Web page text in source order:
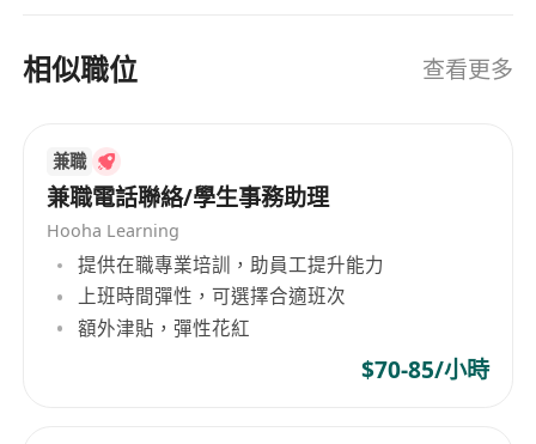
相似職位 查看更多
兼職
兼職電話聯絡/學生事務助理
Hooha Learning
提供在職專業培訓，助員工提升能力
上班時間彈性，可選擇合適班次
額外津貼，彈性花紅
$70-85/小時